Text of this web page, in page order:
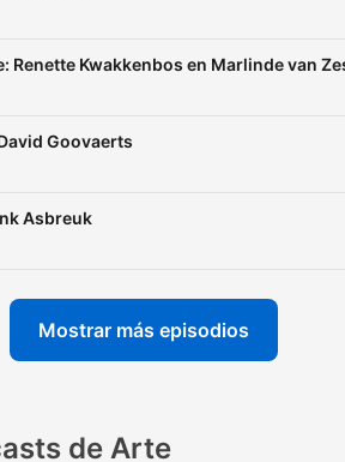
Renette Kwakkenbos en Marlinde van
Goovaerts
Asbreuk
Mostrar más episodios
de Arte